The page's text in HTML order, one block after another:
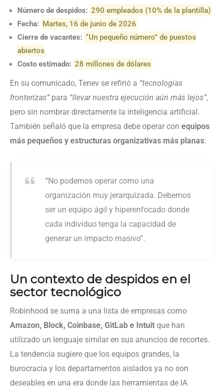
Número de despidos: 290 empleados (10% de la plantilla)
Fecha: Martes, 16 de junio de 2026
Cierre de vacantes: “Un pequeño número” de puestos
abiertos
Costo estimado: 28 millones de dólares
En su comunicado, Tenev se refirió a “tecnologías
fronterizas” para “llevar nuestra ejecución aún más lejos”,
pero sin nombrar directamente la inteligencia artificial.
También señaló que la empresa debe operar con equipos
más pequeños y estructuras organizativas más planas:
“No podemos operar como una
organización muy jerarquizada. Debemos
ser un equipo ágil y hiperenfocado donde
cada individuo tenga la capacidad de
generar un impacto masivo”.
Un contexto de despidos en el
sector tecnológico
Robinhood se suma a una lista de empresas como
Amazon, Block, Coinbase, GitLab e Intuit que han
utilizado un lenguaje similar en sus anuncios de recortes.
La tendencia sugiere que los equipos grandes, la
burocracia y los departamentos aislados ya no son
deseables en una era donde las herramientas de IA